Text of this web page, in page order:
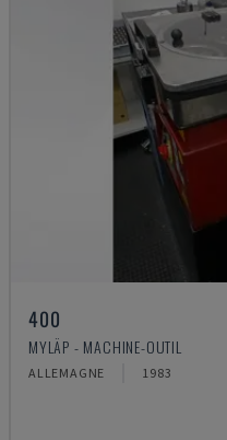
400
MYLÄP - MACHINE-OUTIL
ALLEMAGNE 1983